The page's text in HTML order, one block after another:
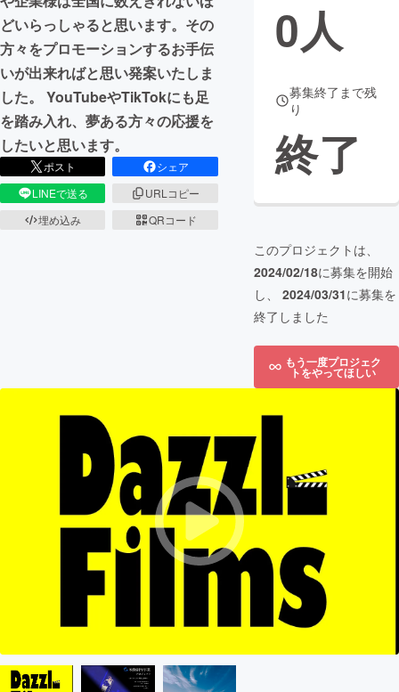
CAMPFIRE for Social Good
CAMPFIRE Creation
CAMPFIREふるさと納税machi-ya
どいらっしゃると思います。その
方々をプロモーションするお手伝
いが出来ればと思い発案いたしま
した。 YouTubeやTikTokにも足
を踏み入れ、夢ある方々の応援を
したいと思います。
ポスト
シェア
LINEで送る
URLコピー
埋め込み
QRコード
0人
募集終了まで残
り
終了
このプロジェクトは、
2024/02/18に募集を開始
し、 2024/03/31に募集を
終了しました
もう一度プロジェク
トをやってほしい